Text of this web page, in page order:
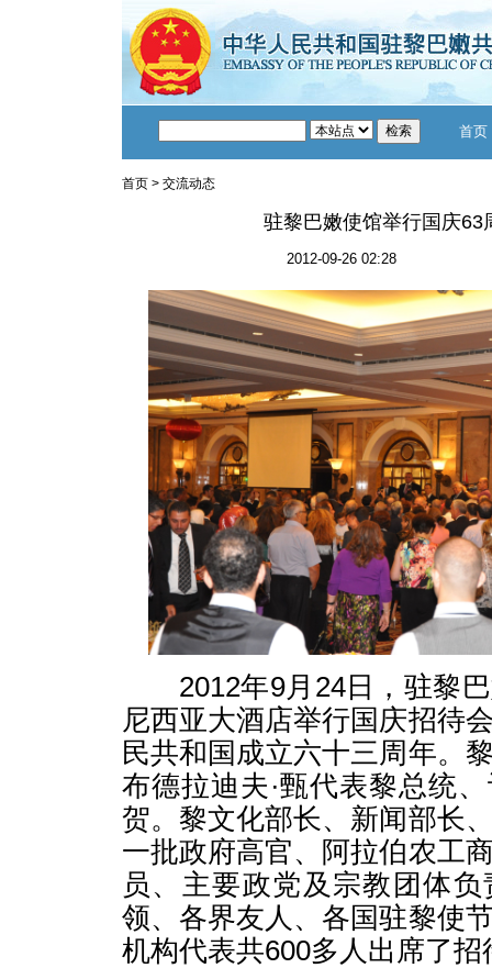
首页
首页 > 交流动态
驻黎巴嫩使馆举行国庆63
2012-09-26 02:28
2012年9月24日，驻黎巴
尼西亚大酒店举行国庆招待
民共和国成立六十三周年。
布德拉迪夫·甄代表黎总统
贺。黎文化部长、新闻部长
一批政府高官、阿拉伯农工
员、主要政党及宗教团体
领、各界友人、各国驻黎使
机构代表共600多人出席了招